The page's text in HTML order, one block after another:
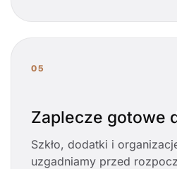
05
Zaplecze gotowe
Szkło, dodatki i
uzgadniamy przed